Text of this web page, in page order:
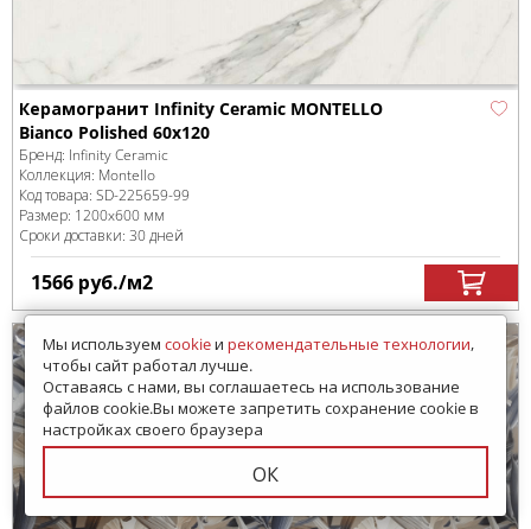
Керамогранит Infinity Ceramic MONTELLO
Bianco Polished 60x120
Бренд: Infinity Ceramic
Коллекция: Montello
Код товара: SD-225659-99
Размер: 1200x600 мм
Сроки доставки: 30 дней
1566 руб./м2
Мы используем cookieи рекомендательные технологии,
чтобы сайт работал лучше.
Оставаясь с нами, вы соглашаетесь на использование
файлов cookie.Вы можете запретить сохранение cookie в
настройках своего браузера
ОК